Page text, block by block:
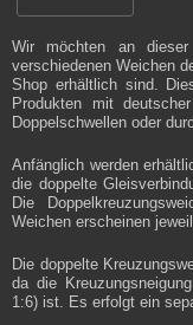
Wir möchten an
verschiedenen Weichen
Shop erhältlich sind.
Produkten mit
Doppelschwellen oder
Anfänglich werden
die doppelte
Die
Weichen erscheinen
Die doppelte
da die
1:6) ist. Es erfolgt ein